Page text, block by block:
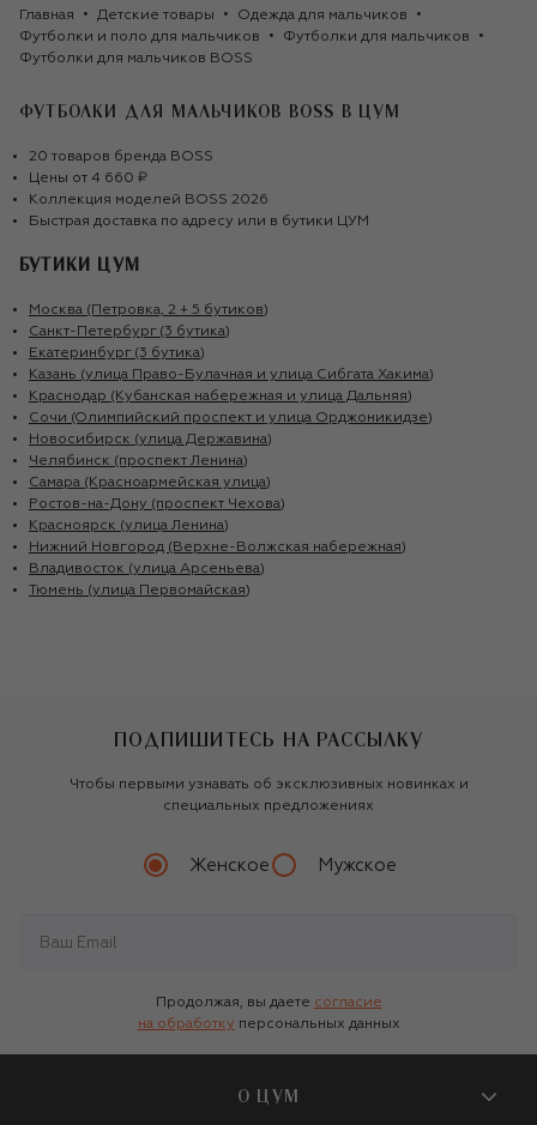
Главная Детские товары
Одежда для мальчиков
Футболки и поло для мальчиков
Футболки для мальчиков
Футболки для мальчиков BOSS
ФУТБОЛКИ ДЛЯ МАЛЬЧИКОВ BOSS В ЦУМ
20 товаров бренда BOSS
Цены от 4 660 ₽
Коллекция моделей BOSS 2026
Быстрая доставка по адресу или в бутики ЦУМ
БУТИКИ ЦУМ
Москва (Петровка, 2 + 5 бутиков)
Санкт-Петербург (3 бутика)
Екатеринбург (3 бутика)
Казань (улица Право-Булачная и улица Сибгата Хакима)
Краснодар (Кубанская набережная и улица Дальняя)
Сочи (Олимпийский проспект и улица Орджоникидзе)
Новосибирск (улица Державина)
Челябинск (проспект Ленина)
Самара (Красноармейская улица)
Ростов-на-Дону (проспект Чехова)
Красноярск (улица Ленина)
Нижний Новгород (Верхне-Волжская набережная)
Владивосток (улица Арсеньева)
Тюмень (улица Первомайская)
ПОДПИШИТЕСЬ НА РАССЫЛКУ
Чтобы первыми узнавать об эксклюзивных новинках и
специальных предложениях
Женское Мужское
Продолжая, вы даете согласие
на обработку персональных данных
О ЦУМ